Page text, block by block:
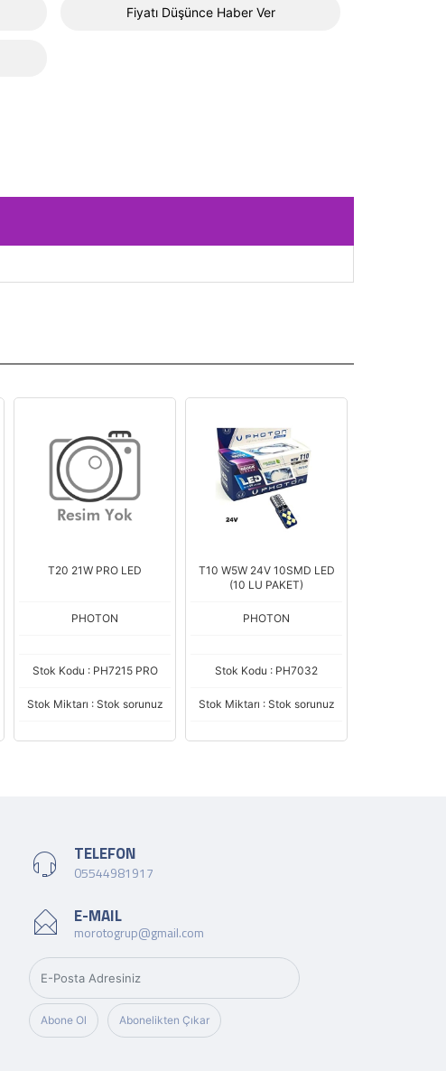
Fiyatı Düşünce Haber Ver
T10 W5W 24V 10SMD LED
PHOTON
Stok Kodu : PH7032
Stok Miktarı : Stok sorunuz
MILESTONE CAN-BUS
APARATI (NET FİYAT)
PHOTON
Stok Kodu : PH7232
Stok Miktarı : Stok sorunuz
TELEFON
05544981917
E-MAIL
morotogrup@gmail.com
Abone Ol Abonelikten Çıkar